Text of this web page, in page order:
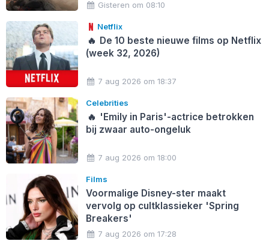
Gisteren om 08:10
Netflix
🔥 De 10 beste nieuwe films op Netflix
(week 32, 2026)
7 aug 2026 om 18:37
Celebrities
🔥 'Emily in Paris'-actrice betrokken
bij zwaar auto-ongeluk
7 aug 2026 om 18:00
Films
Voormalige Disney-ster maakt
vervolg op cultklassieker 'Spring
Breakers'
7 aug 2026 om 17:28